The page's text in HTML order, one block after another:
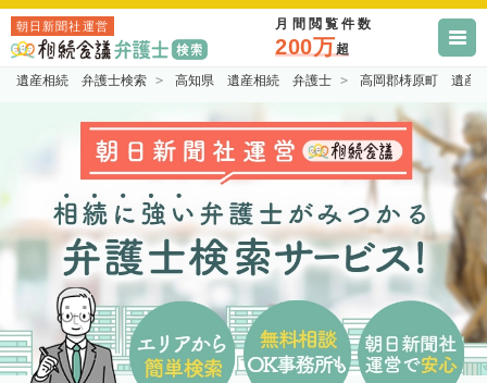
朝日新聞社運営 月間閲覧件数
200万超
遺産相続 弁護士検索 高知県 遺産相続 弁護士 高岡郡梼原町 遺産